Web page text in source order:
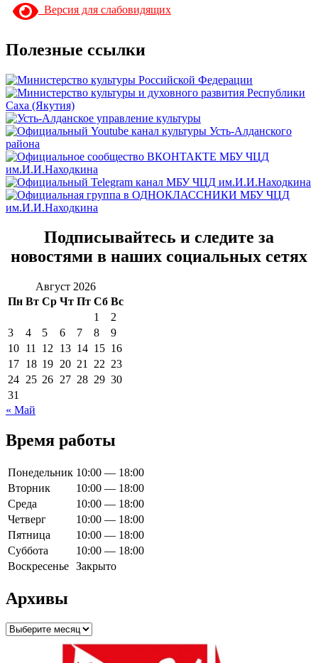
Версия для слабовидящих
Полезные ссылки
Подписывайтесь и следите за
новостями в наших социальных сетях
Август 2026
Пн Вт Ср Чт Пт Сб Вс
1
2
3
4 5 6 7 8
9
10 11 12 13 14 15 16
17 18 19 20 21 22 23
24 25 26 27 28 29 30
31
« Май
Время работы
Понедельник 10:00 — 18:00
Вторник
10:00 — 18:00
Среда
10:00 — 18:00
Четверг
10:00 — 18:00
Пятница
10:00 — 18:00
Суббота
10:00 — 18:00
Воскресенье Закрыто
Архивы
Архивы